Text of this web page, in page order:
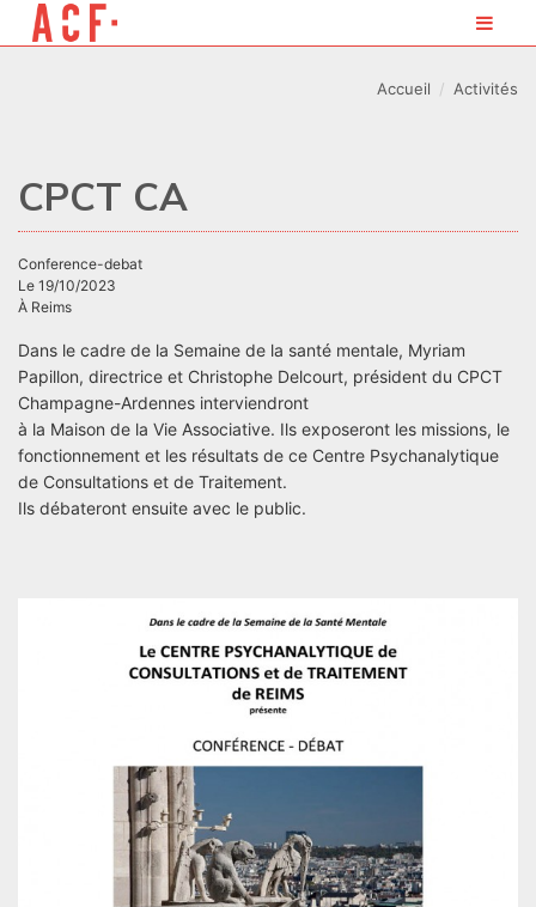
Accueil Activités
CPCT CA
conference-debat
Le 19/10/2023
À Reims
Dans le cadre de la Semaine de la santé mentale, Myriam
Papillon, directrice et Christophe Delcourt, président du CPCT
Champagne-Ardennes interviendront
à la Maison de la Vie Associative. Ils exposeront les missions, le
fonctionnement et les résultats de ce Centre Psychanalytique
de Consultations et de Traitement.
Ils débateront ensuite avec le public.